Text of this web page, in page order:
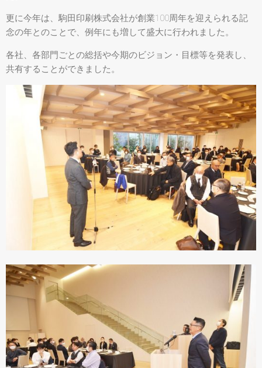
更に今年は、駒田印刷株式会社が創業100周年を迎えられる記
念の年とのことで、例年にも増して盛大に行われました。
各社、各部門ごとの総括や今期のビジョン・目標等を発表し、
共有することができました。